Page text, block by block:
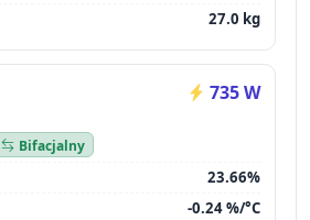
27.0 kg
735 W
Bifacjalny
23.66%
-0.24 %/°C